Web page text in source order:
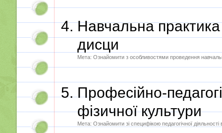
Навчальна практика
дисци
Мета: Ознайомити з особливостями проведення
Професійно-
фізичної культури
Мета: Ознайомити зі специфікою педагогічної